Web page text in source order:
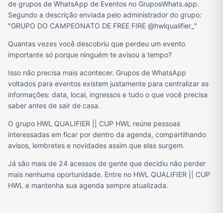
de grupos de WhatsApp de Eventos no GruposWhats.app.
Segundo a descrição enviada pelo administrador do grupo:
"GRUPO DO CAMPEONATO DE FREE FIRE @hwlqualifier_"
Quantas vezes você descobriu que perdeu um evento
importante só porque ninguém te avisou a tempo?
Isso não precisa mais acontecer. Grupos de WhatsApp
voltados para eventos existem justamente para centralizar as
informações: data, local, ingressos e tudo o que você precisa
saber antes de sair de casa.
O grupo HWL QUALIFIER || CUP HWL reúne pessoas
interessadas em ficar por dentro da agenda, compartilhando
avisos, lembretes e novidades assim que elas surgem.
Já são mais de 24 acessos de gente que decidiu não perder
mais nenhuma oportunidade. Entre no HWL QUALIFIER || CUP
HWL e mantenha sua agenda sempre atualizada.